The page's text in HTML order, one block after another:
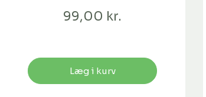
99,00 kr.
Læg i kurv